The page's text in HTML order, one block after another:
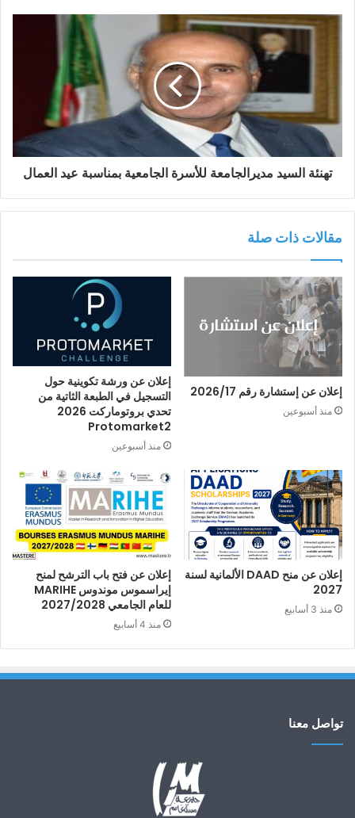
تهنئة السيد مديرالجامعة للأسرة الجامعية بمناسبة عيد العمال
مقالات ذات صلة
إعلان عن إستشارة رقم 2026/17
منذ أسبوعين
إعلان عن ورشة تكوينية حول
التسجيل في الطبعة الثاتية من
تحدي بروتوماركت 2026
Protomarket2
منذ أسبوعين
إعلان عن منح DAAD الألمانية لسنة
2027
منذ 3 أسابيع
إعلان عن فتح باب الترشح لمنح
إيراسموس موندوس MARIHE
للعام الجامعي 2027/2028
منذ 4 أسابيع
تواصل معنا